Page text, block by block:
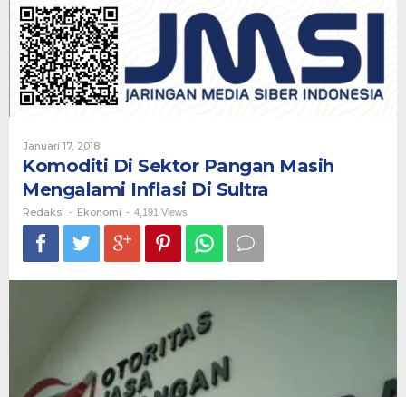
Masih
Mengalami
Inflasi
Di
Sultra
Januari 17, 2018Oleh
Redaksi
Komoditi Di Sektor Pangan Masih
Mengalami Inflasi Di Sultra
Redaksi - Ekonomi - 4,191 Views